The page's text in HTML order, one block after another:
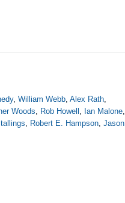
, William Webb, Alex Rath,
Woods Rob Howell Ian Malone,
Robert E. Hampson, Jason